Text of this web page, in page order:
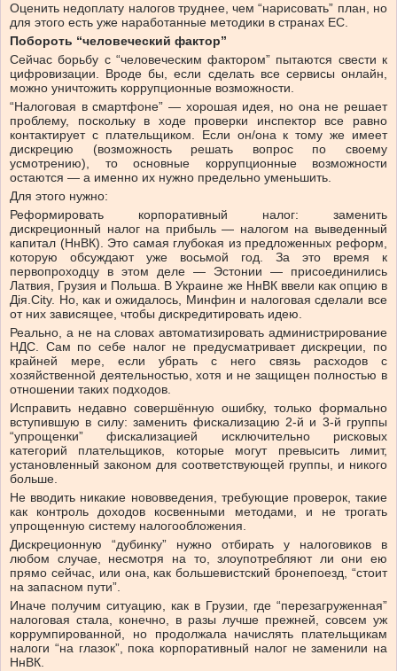
Оценить недоплату налогов труднее, чем “нарисовать” план, но
для этого есть уже наработанные методики в странах ЕС.
Побороть “человеческий фактор”
Сейчас борьбу с “человеческим фактором” пытаются свести к
цифровизации. Вроде бы, если сделать все сервисы онлайн,
можно уничтожить коррупционные возможности.
“Налоговая в смартфоне” — хорошая идея, но она не решает
проблему, поскольку в ходе проверки инспектор все равно
контактирует с плательщиком. Если он/она к тому же имеет
дискрецию (возможность решать вопрос по своему
усмотрению), то основные коррупционные возможности
остаются — а именно их нужно предельно уменьшить.
Для этого нужно:
Реформировать корпоративный налог: заменить
дискреционный налог на прибыль — налогом на выведенный
капитал (НнВК). Это самая глубокая из предложенных реформ,
которую обсуждают уже восьмой год. За это время к
первопроходцу в этом деле — Эстонии — присоединились
Латвия, Грузия и Польша. В Украине же НнВК ввели как опцию в
Дія.City. Но, как и ожидалось, Минфин и налоговая сделали все
от них зависящее, чтобы дискредитировать идею.
Реально, а не на словах автоматизировать администрирование
НДС. Сам по себе налог не предусматривает дискреции, по
крайней мере, если убрать с него связь расходов с
хозяйственной деятельностью, хотя и не защищен полностью в
отношении таких подходов.
Исправить недавно совершённую ошибку, только формально
вступившую в силу: заменить фискализацию 2-й и 3-й группы
“упрощенки” фискализацией исключительно рисковых
категорий плательщиков, которые могут превысить лимит,
установленный законом для соответствующей группы, и никого
больше.
Не вводить никакие нововведения, требующие проверок, такие
как контроль доходов косвенными методами, и не трогать
упрощенную систему налогообложения.
Дискреционную “дубинку” нужно отбирать у налоговиков в
любом случае, несмотря на то, злоупотребляют ли они ею
прямо сейчас, или она, как большевистский бронепоезд, “стоит
на запасном пути”.
Иначе получим ситуацию, как в Грузии, где “перезагруженная”
налоговая стала, конечно, в разы лучше прежней, совсем уж
коррумпированной, но продолжала начислять плательщикам
налоги “на глазок”, пока корпоративный налог не заменили на
НнВК.